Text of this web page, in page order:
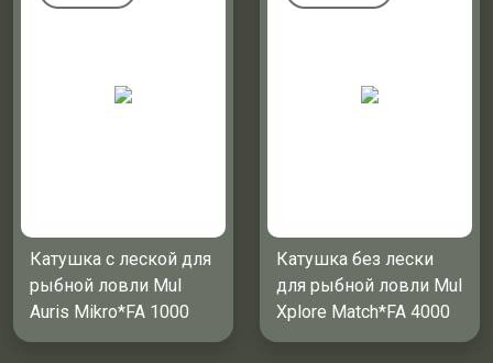
Катушка с леской для
рыбной ловли Mul
Auris Mikro*FA 1000
Катушка без лески
для рыбной ловли Mul
Xplore Match*FA 4000